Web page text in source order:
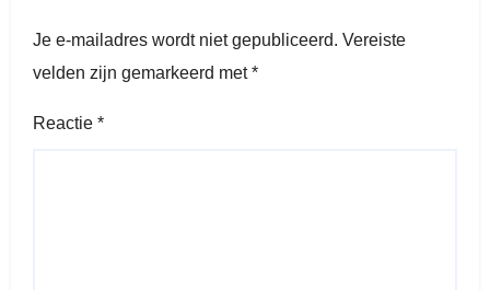
Je e-mailadres wordt niet gepubliceerd. Vereiste
velden zijn gemarkeerd met*
Reactie *